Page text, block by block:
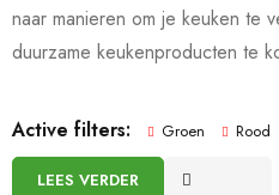
naar manieren om je keuken te
duurzame keukenproducten te
Active filters: Groen Rood
LEES VERDER